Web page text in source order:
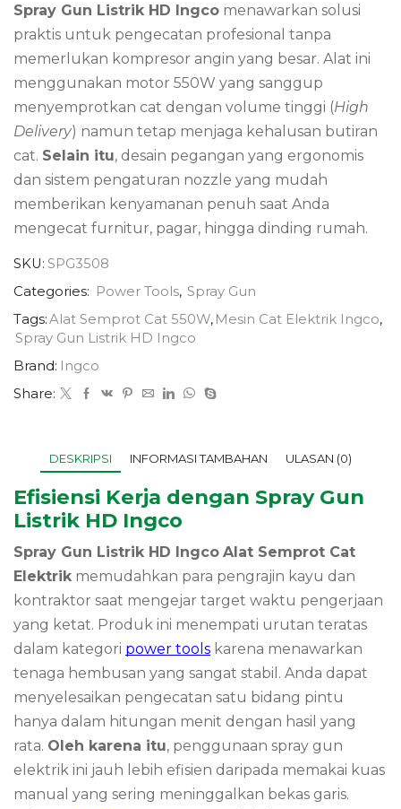
Spray Gun Listrik HD Ingco menawarkan solusi
praktis untuk pengecatan profesional tanpa
memerlukan kompresor angin yang besar. Alat ini
menggunakan motor 550W yang sanggup
menyemprotkan cat dengan volume tinggi (High
Delivery) namun tetap menjaga kehalusan butiran
cat. Selain itu, desain pegangan yang ergonomis
dan sistem pengaturan nozzle yang mudah
memberikan kenyamanan penuh saat Anda
mengecat furnitur, pagar, hingga dinding rumah.
SKU: SPG3508
Categories: Power Tools, Spray Gun
Tags:Alat Semprot Cat 550W, Mesin Cat Elektrik Ingco,
Spray Gun Listrik HD Ingco
Brand: Ingco
Share:
DESKRIPSI INFORMASI TAMBAHAN ULASAN (0)
Efisiensi Kerja dengan Spray Gun
Listrik HD Ingco
Spray Gun Listrik HD Ingco Alat Semprot Cat
Elektrik memudahkan para pengrajin kayu dan
kontraktor saat mengejar target waktu pengerjaan
yang ketat. Produk ini menempati urutan teratas
dalam kategori power tools karena menawarkan
tenaga hembusan yang sangat stabil. Anda dapat
menyelesaikan pengecatan satu bidang pintu
hanya dalam hitungan menit dengan hasil yang
rata. Oleh karena itu, penggunaan spray gun
elektrik ini jauh lebih efisien daripada memakai kuas
manual yang sering meninggalkan bekas garis.